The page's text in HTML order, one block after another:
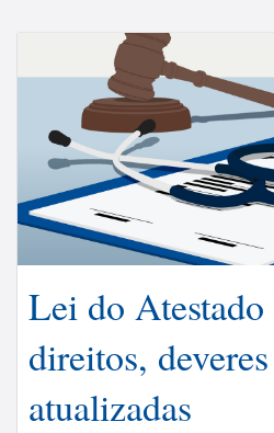
Lei do
direitos,
atualizadas